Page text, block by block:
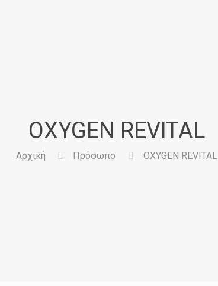
OXYGEN REVITAL
Αρχική Πρόσωπο OXYGEN REVITAL